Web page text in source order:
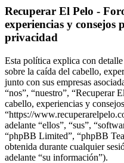
Recuperar El Pelo -
experiencias y consejos
privacidad
Esta política explica con
sobre la caída del cabello,
junto con sus empresas
“nos”, “nuestro”, “Recuperar
cabello, experiencias y
“https://
adelante “ellos”, “sus”,
“phpBB Limited”, “phpBB
obtenida durante cualquier
adelante “su información”).